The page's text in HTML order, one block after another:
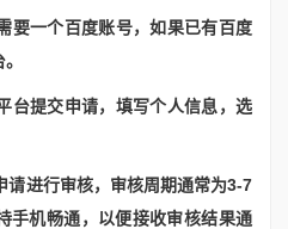
要一个百度账号，如果已有百度
台提交申请，填写个人信息，选
请进行审核，审核周期通常为3-7
手机畅通，以便接收审核结果通